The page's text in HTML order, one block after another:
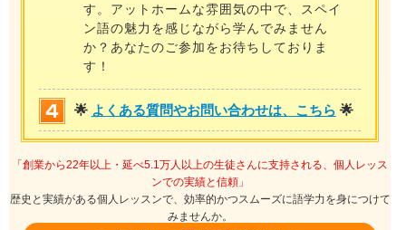
す。アットホームな雰囲気の中で、スペイ
ン語の魅力を感じながら学んでみません
か？あなたのご参加をお待ちしておりま
す！
🌟 よくある質問やお問い合わせは、こちら 🌟
「創業から22年以上・延べ5.1万人以上の生徒さんに支持される、個人レッス
ンでの実績と信頼」
歴史と実績がある個人レッスンで、効率的かつスムーズに語学力を身につけて
みませんか。